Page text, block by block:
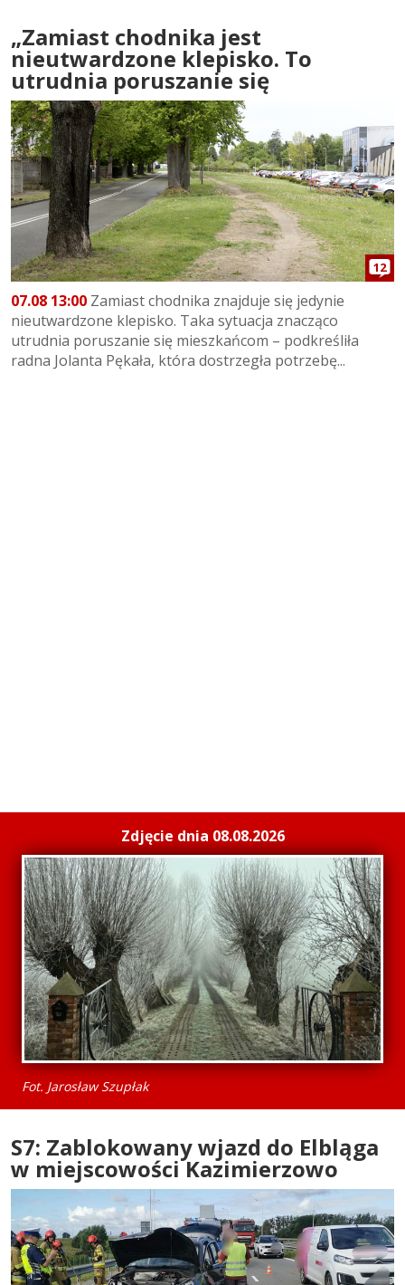
„Zamiast chodnika jest
nieutwardzone klepisko. To
utrudnia poruszanie się
12
07.08 13:00 Zamiast chodnika znajduje się jedynie
nieutwardzone klepisko. Taka sytuacja znacząco
utrudnia poruszanie się mieszkańcom – podkreśliła
radna Jolanta Pękała, która dostrzegła potrzebę...
Zdjęcie dnia 08.08.2026
Fot. Jarosław Szupłak
S7: Zablokowany wjazd do Elbląga
w miejscowości Kazimierzowo